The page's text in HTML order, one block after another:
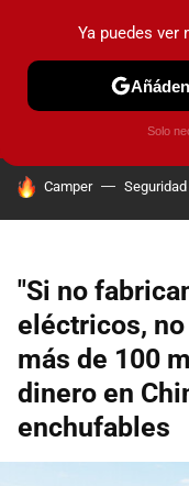
PRUEBAS COCHES
HOY SE HABLA DE
Camper Seguridad
"Si no
eléctricos,
más de 100
dinero en
enchufables
Ya puedes ver
Solo